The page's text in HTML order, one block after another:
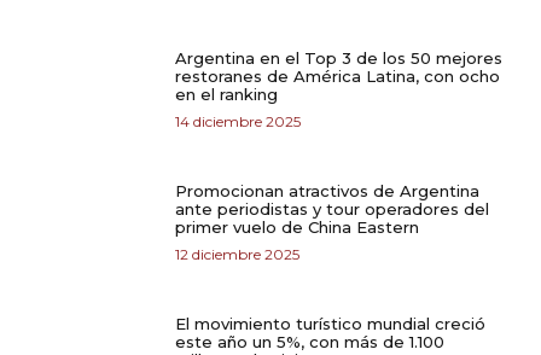
Argentina en el Top 3 de los 50 mejores
restoranes de América Latina, con ocho
en el ranking
14 diciembre 2025
Promocionan atractivos de Argentina
ante periodistas y tour operadores del
primer vuelo de China Eastern
12 diciembre 2025
El movimiento turístico mundial creció
este año un 5%, con más de 1.100